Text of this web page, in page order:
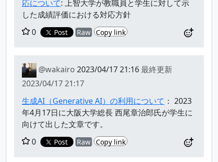
応について: 上智大学が教職員と学生に対して示
した成績評価における対応方針
0
Post Raw Copy link
@wakairo 2023/04/17 21:16最終更新
2023/04/17 21:17
生成AI（Generative AI）の利用について ： 2023
年4月17日に大阪大学総長 西尾章治郎氏が学生に
向けて出した文章です。
0
Post Raw Copy link